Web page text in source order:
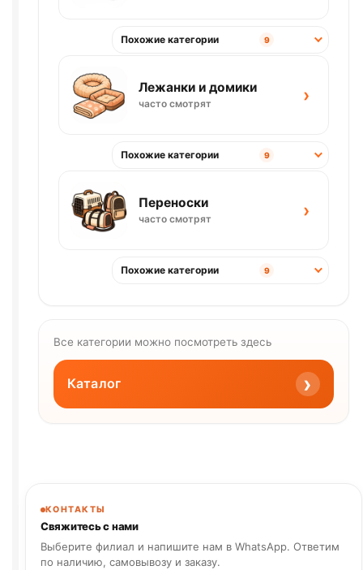
Похожие категории 9
Лежанки и домики
часто смотрят ›
Похожие категории 9
Переноски
часто смотрят ›
Похожие категории 9
Все категории можно посмотреть здесь
Каталог ›
КОНТАКТЫ
Свяжитесь с нами
Выберите филиал и напишите нам в WhatsApp. Ответим
по наличию, самовывозу и заказу.